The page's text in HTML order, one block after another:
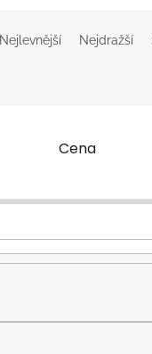
Nejlevnější Nejdražší
Cena